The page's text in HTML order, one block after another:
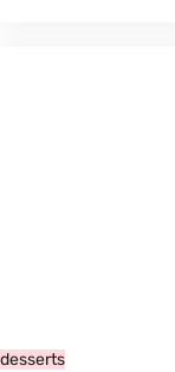
desserts